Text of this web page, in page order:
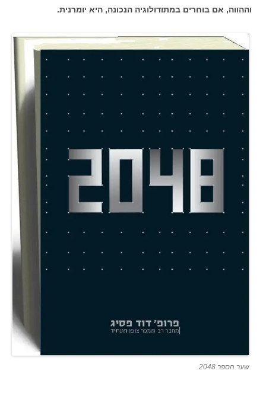
וההווה, אם בוחרים במתודולוגיה הנכונה, היא יומרנית.
שער הספר 2048